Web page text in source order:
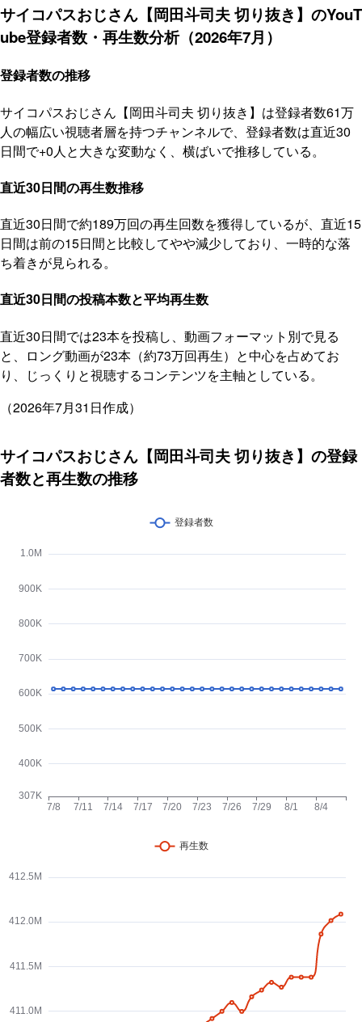
サイコパスおじさん【岡田斗司夫 切り抜き】のYouT
ube登録者数・再生数分析（2026年7月）
登録者数の推移
サイコパスおじさん【岡田斗司夫 切り抜き】は登録者数61万
人の幅広い視聴者層を持つチャンネルで、登録者数は直近30
日間で+0人と大きな変動なく、横ばいで推移している。
直近30日間の再生数推移
直近30日間で約189万回の再生回数を獲得しているが、直近15
日間は前の15日間と比較してやや減少しており、一時的な落
ち着きが見られる。
直近30日間の投稿本数と平均再生数
直近30日間では23本を投稿し、動画フォーマット別で見る
と、ロング動画が23本（約73万回再生）と中心を占めてお
り、じっくりと視聴するコンテンツを主軸としている。
（2026年7月31日作成）
サイコパスおじさん【岡田斗司夫 切り抜き】の登録
者数と再生数の推移